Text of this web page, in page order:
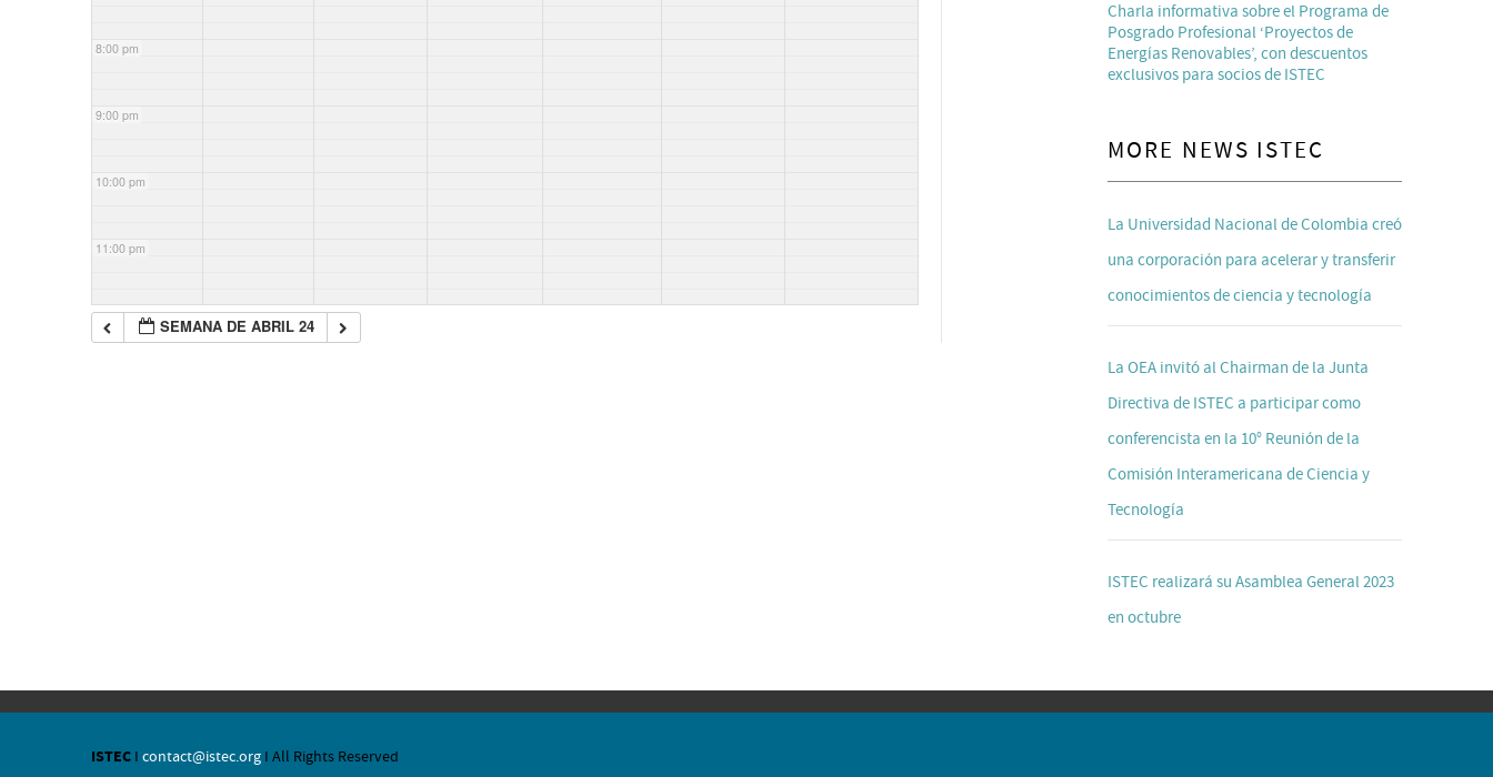
8:00 pm
9:00 pm
10:00 pm
11:00 pm
SEMANA DE ABRIL 24
Charla informativa sobre el Programa de
Posgrado Profesional ‘Proyectos de
Energías Renovables’, con descuentos
exclusivos para socios de ISTEC
MORE NEWS ISTEC
La Universidad Nacional de Colombia creó
una corporación para acelerar y transferir
conocimientos de ciencia y tecnología
La OEA invitó al Chairman de la Junta
Directiva de ISTEC a participar como
conferencista en la 10° Reunión de la
Comisión Interamericana de Ciencia y
Tecnología
ISTEC realizará su Asamblea General 2023
en octubre
ISTEC I contact@istec.org I All Rights Reserved